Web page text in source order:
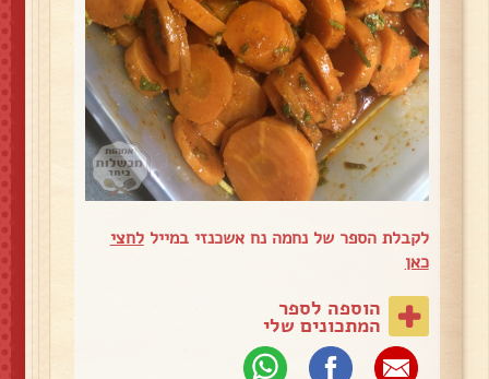
לקבלת הספר של נחמה נח אשכנזי במייללחצי
כאן
הוספה לספר
המתכונים שלי